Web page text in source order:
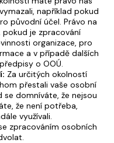
například pokud
původní účel. Právo na
je zpracování
organizace, pro
a v případě dalších
o OOÚ.
Za určitých okolností
přestali vaše osobní
domníváte, že nejsou
že není potřeba,
využívali.
zpracováním osobních